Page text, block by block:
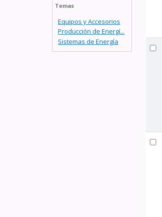
Temas
Equipos y Accesorios
Producción de Energí...
Sistemas de Energía